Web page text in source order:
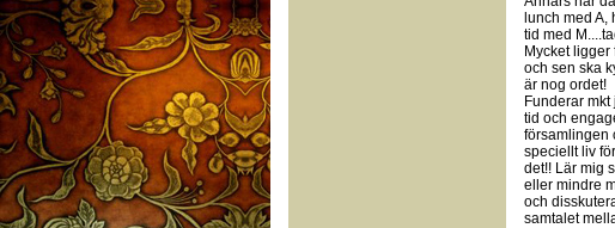
lunch med
tid med
Mycket ligger
och sen ska
är nog ordet!
Funderar
tid och
församlingen
speciellt liv
det!! Lär mig
eller mindre
och
samtalet